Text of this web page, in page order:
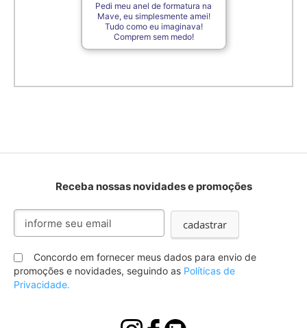
Pedi meu anel de formatura na
Mave, eu simplesmente amei!
Tudo como eu imaginava!
Comprem sem medo!
Receba nossas novidades e promoções
Inscreva-
nossa
Newsletter:
cadastrar
Concordo em fornecer meus dados para envio de
promoções e novidades, seguindo as Políticas de
Privacidade.